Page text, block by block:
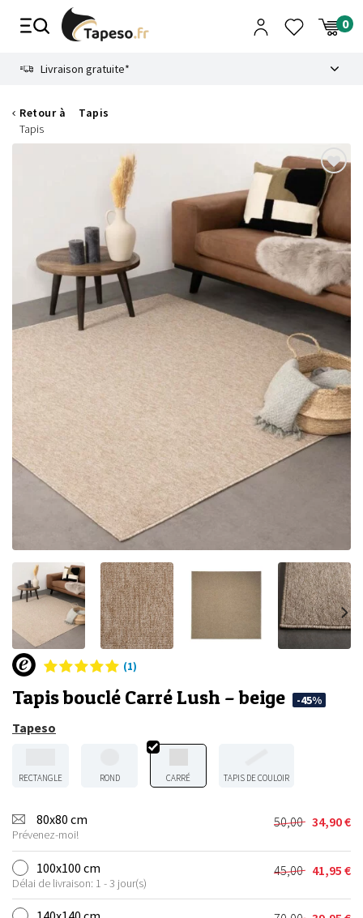
Livraison gratuite*
Retour à
Tapis
Tapis
(1)
Tapis bouclé Carré Lush – beige -45%
Tapeso
RECTANGLE ROND CARRÉ TAPIS DE COULOIR
80x80 cm
Prévenez-moi!
50,00
Le
prix
initial
était :
50,00 €.
34,90€
Le
prix
actuel
est :
34,90 €.
100x100 cm
Délai de livraison: 1 - 3 jour(s)
45,00
Le
prix
initial
41,95 €
Le
prix
actuel